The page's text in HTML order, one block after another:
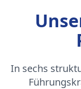
In sechs